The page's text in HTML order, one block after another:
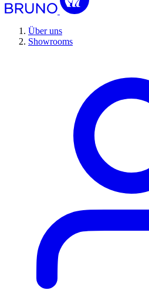
Über uns
Showrooms